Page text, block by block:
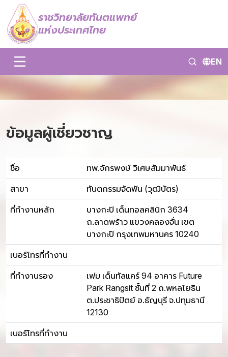
ราชวิทยาลัยทันตแพทย์
แห่งประเทศไทย
EN
ข้อมูลผู้เชี่ยวชาญ
ชื่อ ทพ.จักรพงษ์ วิเศษสัมมาพันธ์
สาขา ทันตกรรมจัดฟัน (วุฒิบัตร)
ที่ทำงานหลัก
บางกะปิ เด็นทอลคลินิก 3634
ถ.ลาดพร้าว แขวงคลองจั่น เขต
บางกะปิ กรุงเทพมหานคร 10240
เบอร์โทรที่ทำงาน
ที่ทำงานรอง
เฟม เด็นทัลแคร์ 94 อาคาร Future
Park Rangsit ชั้นที่ 2 ถ.พหลโยธิน
ต.ประชาธิปัตย์ อ.ธัญบุรี จ.ปทุมธานี
12130
เบอร์โทรที่ทำงาน